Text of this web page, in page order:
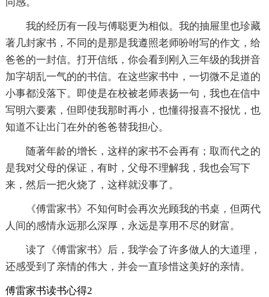
我的经历有一段与傅聪更为相似。我的抽屉里也珍藏
著几封家书，不同的是那是我遵照老师吩咐写的作文，给
爸爸的一封信。打开信纸，你会看到刚入三年级的我拼音
加字胡乱一气的的书信。在这些家书中，一切微不足道的
小事都没落下。即使是在校被老师表扬一句，我也在信中
写明六要素，但即使我那时再小，也懂得报喜不报忧，也
知道不让出门在外的爸爸替我担心。
随著年龄的增长，这样的家书不会再有；取而代之的
是我对父母的保证，有时，父母不理解我，我也会写下
来，然后一把火烧了，这样就没事了。
《傅雷家书》不知何时会再次光顾我的书桌，但两代
人间的感情永远那么深厚，永远是享用不尽的财富。
读了《傅雷家书》后，我学会了许多做人的大道理，
还感受到了亲情的伟大，并会一直珍惜这美好的亲情。
傅雷家书读书心得2